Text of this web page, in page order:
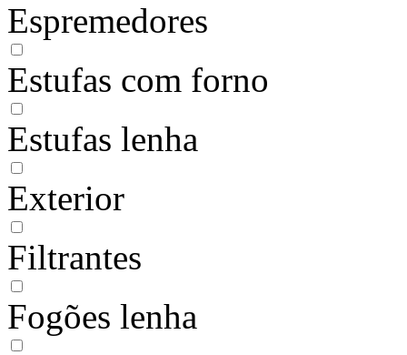
Espremedores
Estufas com forno
Estufas lenha
Exterior
Filtrantes
Fogões lenha